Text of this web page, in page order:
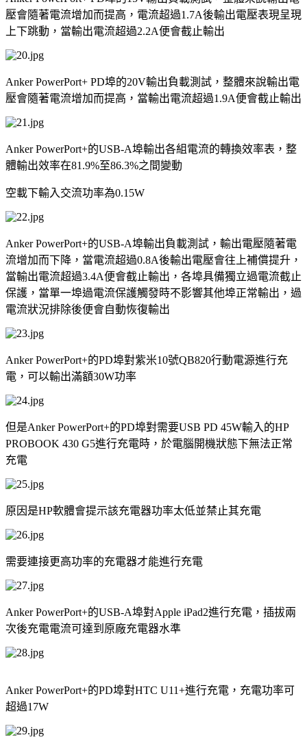
壓會隨著電流增加而提高，電流超過1.7A後輸出電壓表現呈現
上下跳動，當輸出電流超過2.2A便會截止輸出
Anker PowerPort+ PD埠的20V輸出負載測試，整體來說輸出電
壓會隨著電流增加而提高，當輸出電流超過1.9A便會截止輸出
Anker PowerPort+的USB-A埠輸出各組電流的轉換效率表，整
體輸出效率在81.9%至86.3%之間變動
空載下輸入交流功率為0.15W
Anker PowerPort+的USB-A埠輸出負載測試，輸出電壓隨著電
流增加而下降，當電流超過0.8A後輸出電壓會往上補償提升，
當輸出電流超過3.4A便會截止輸出，各埠具備獨立過電流截止
保護，當單一埠過電流保護觸發時不影響其他埠正常輸出，過
電流狀況排除後便會自動恢復輸出
Anker PowerPort+的PD埠對紫米10號QB820行動電源進行充
電，可以輸出滿額30W功率
但是Anker PowerPort+的PD埠對需要USB PD 45W輸入的HP
PROBOOK 430 G5進行充電時，於電腦開機狀態下無法正常
充電
原因是HP軟體會提示該充電器功率太低並禁止其充電
需要連接更高功率的充電器才能進行充電
Anker PowerPort+的USB-A埠對Apple iPad2進行充電，插拔兩
次後充電電流可達到原廠充電器水準
Anker PowerPort+的PD埠對HTC U11+進行充電，充電功率可
超過17W